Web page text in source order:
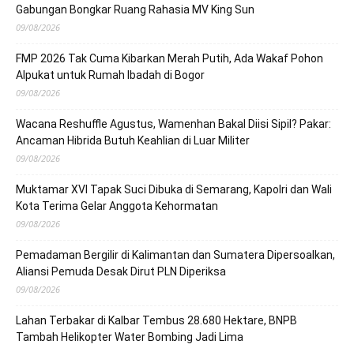
Gabungan Bongkar Ruang Rahasia MV King Sun
09/08/2026
FMP 2026 Tak Cuma Kibarkan Merah Putih, Ada Wakaf Pohon
Alpukat untuk Rumah Ibadah di Bogor
09/08/2026
Wacana Reshuffle Agustus, Wamenhan Bakal Diisi Sipil? Pakar:
Ancaman Hibrida Butuh Keahlian di Luar Militer
09/08/2026
Muktamar XVI Tapak Suci Dibuka di Semarang, Kapolri dan Wali
Kota Terima Gelar Anggota Kehormatan
09/08/2026
Pemadaman Bergilir di Kalimantan dan Sumatera Dipersoalkan,
Aliansi Pemuda Desak Dirut PLN Diperiksa
09/08/2026
Lahan Terbakar di Kalbar Tembus 28.680 Hektare, BNPB
Tambah Helikopter Water Bombing Jadi Lima